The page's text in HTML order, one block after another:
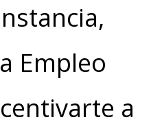
Empleo
a